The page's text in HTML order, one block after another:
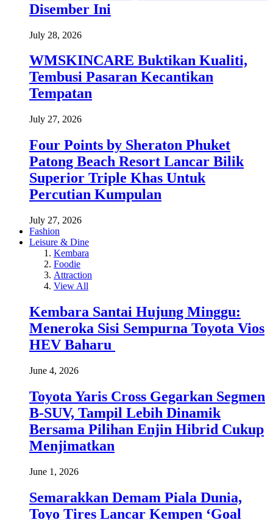
Disember Ini
July 28, 2026
WMSKINCARE Buktikan Kualiti,
Tembusi Pasaran Kecantikan
Tempatan
July 27, 2026
Four Points by Sheraton Phuket
Patong Beach Resort Lancar Bilik
Superior Triple Khas Untuk
Percutian Kumpulan
July 27, 2026
Fashion
Leisure & Dine
Kembara
Foodie
Attraction
View All
Kembara Santai Hujung Minggu:
Meneroka Sisi Sempurna Toyota Vios
HEV Baharu
June 4, 2026
Toyota Yaris Cross Gegarkan Segmen
B-SUV, Tampil Lebih Dinamik
Bersama Pilihan Enjin Hibrid Cukup
Menjimatkan
June 1, 2026
Semarakkan Demam Piala Dunia,
Toyo Tires Lancar Kempen ‘Goal